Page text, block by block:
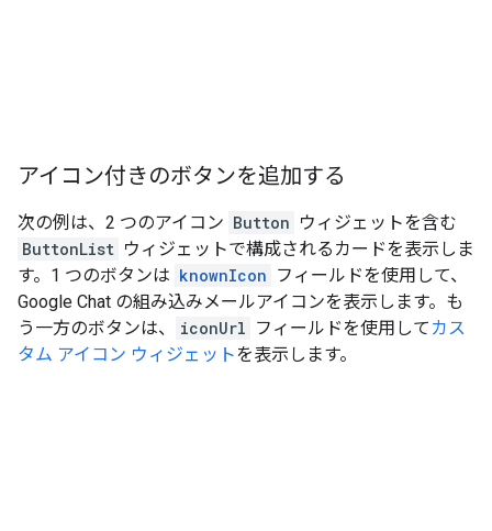
アイコン付きのボタンを追加する
次の例は、2 つのアイコン Button ウィジェットを含む
ButtonList ウィジェットで構成されるカードを表示しま
す。1 つのボタンは knownIcon フィールドを使用して、
Google Chat の組み込みメールアイコンを表示します。も
う一方のボタンは、
iconUrl フィールドを使用して カス
タム アイコン ウィジェットを表示します。